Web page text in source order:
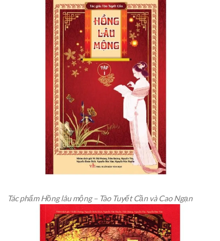
Tác phẩm Hồng lâu mộng – Tào Tuyết Cần và Cao Ngạn